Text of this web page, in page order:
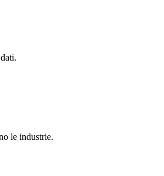
le industrie.